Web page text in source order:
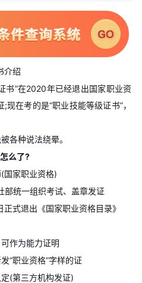
书”在2020年已经退出国家职业资
在考的是“职业技能等级证书”，
各种说法绕晕。
么了?
国家职业资格)
统一组织考试、盖章发证
式退出《国家职业资格目录》
作为能力证明
“职业资格”字样的证
(第三方机构发证)